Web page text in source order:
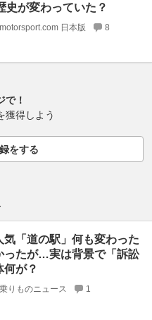
史が変わっていた？
motorsport.com 日本版 8
で！
獲得しよう
をする
気「道の駅」何も変わった
ったが…実は背景で「訴訟
何が？
乗りものニュース 1